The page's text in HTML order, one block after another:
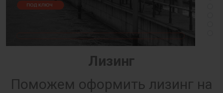
Лизинг
Поможем оформить лизинг на